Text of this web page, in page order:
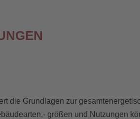
die Grundlagen zur
größen und Nutzungen